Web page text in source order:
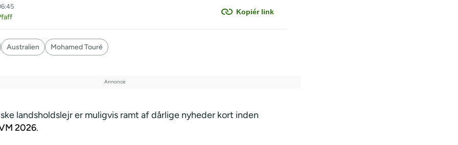
Kopiér link
Australien Mohamed Touré
landsholdslejr er muligvis ramt af dårlige nyheder kort inden
2026.